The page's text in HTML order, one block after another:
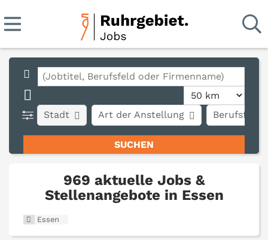
Stadt Art der Anstellung Berufsfeld
969 aktuelle Jobs &
Stellenangebote in Essen
Essen